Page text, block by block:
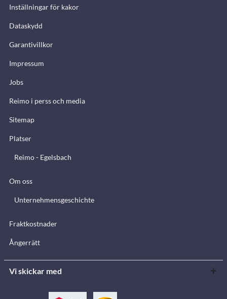
Inställningar för kakor
Dataskydd
Garantivillkor
Impressum
Jobs
Reimo i perss och media
Sitemap
Platser
Reimo - Egelsbach
Om oss
Unternehmensgeschichte
Fraktkostnader
Ångerrätt
Vi skickar med